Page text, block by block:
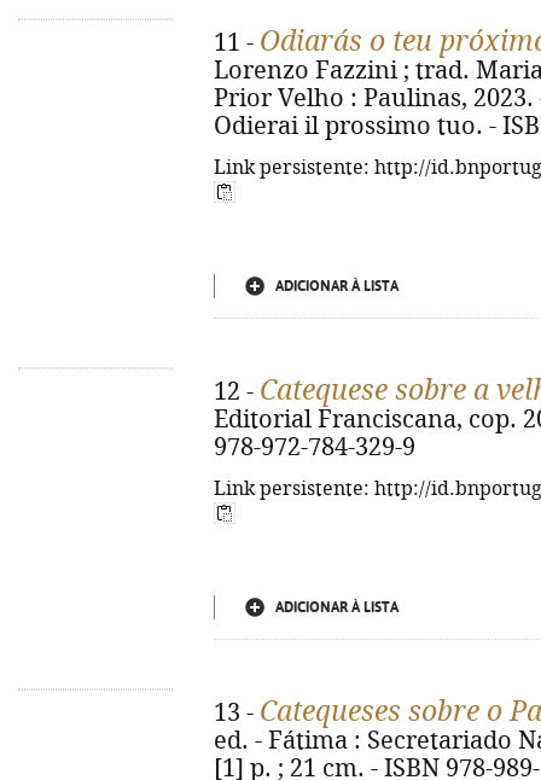
11 - Odiarás o teu
Lorenzo Fazzini ; trad.
Prior Velho : Paulinas,
Odierai il prossimo tuo. -
Link persistente: http://
ADICIONAR À LISTA
12 - Catequese sobre a
Editorial Franciscana, cop.
978-972-784-329-9
Link persistente: http://
ADICIONAR À LISTA
13 - Catequeses sobre o
ed. - Fátima : Secretariado
[1] p. ; 21 cm. - ISBN 978-